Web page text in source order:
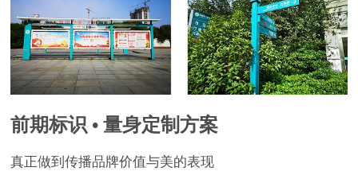
前期标识 • 量身定制方案
真正做到传播品牌价值与美的表现